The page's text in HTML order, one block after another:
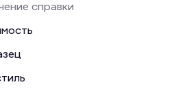
справки